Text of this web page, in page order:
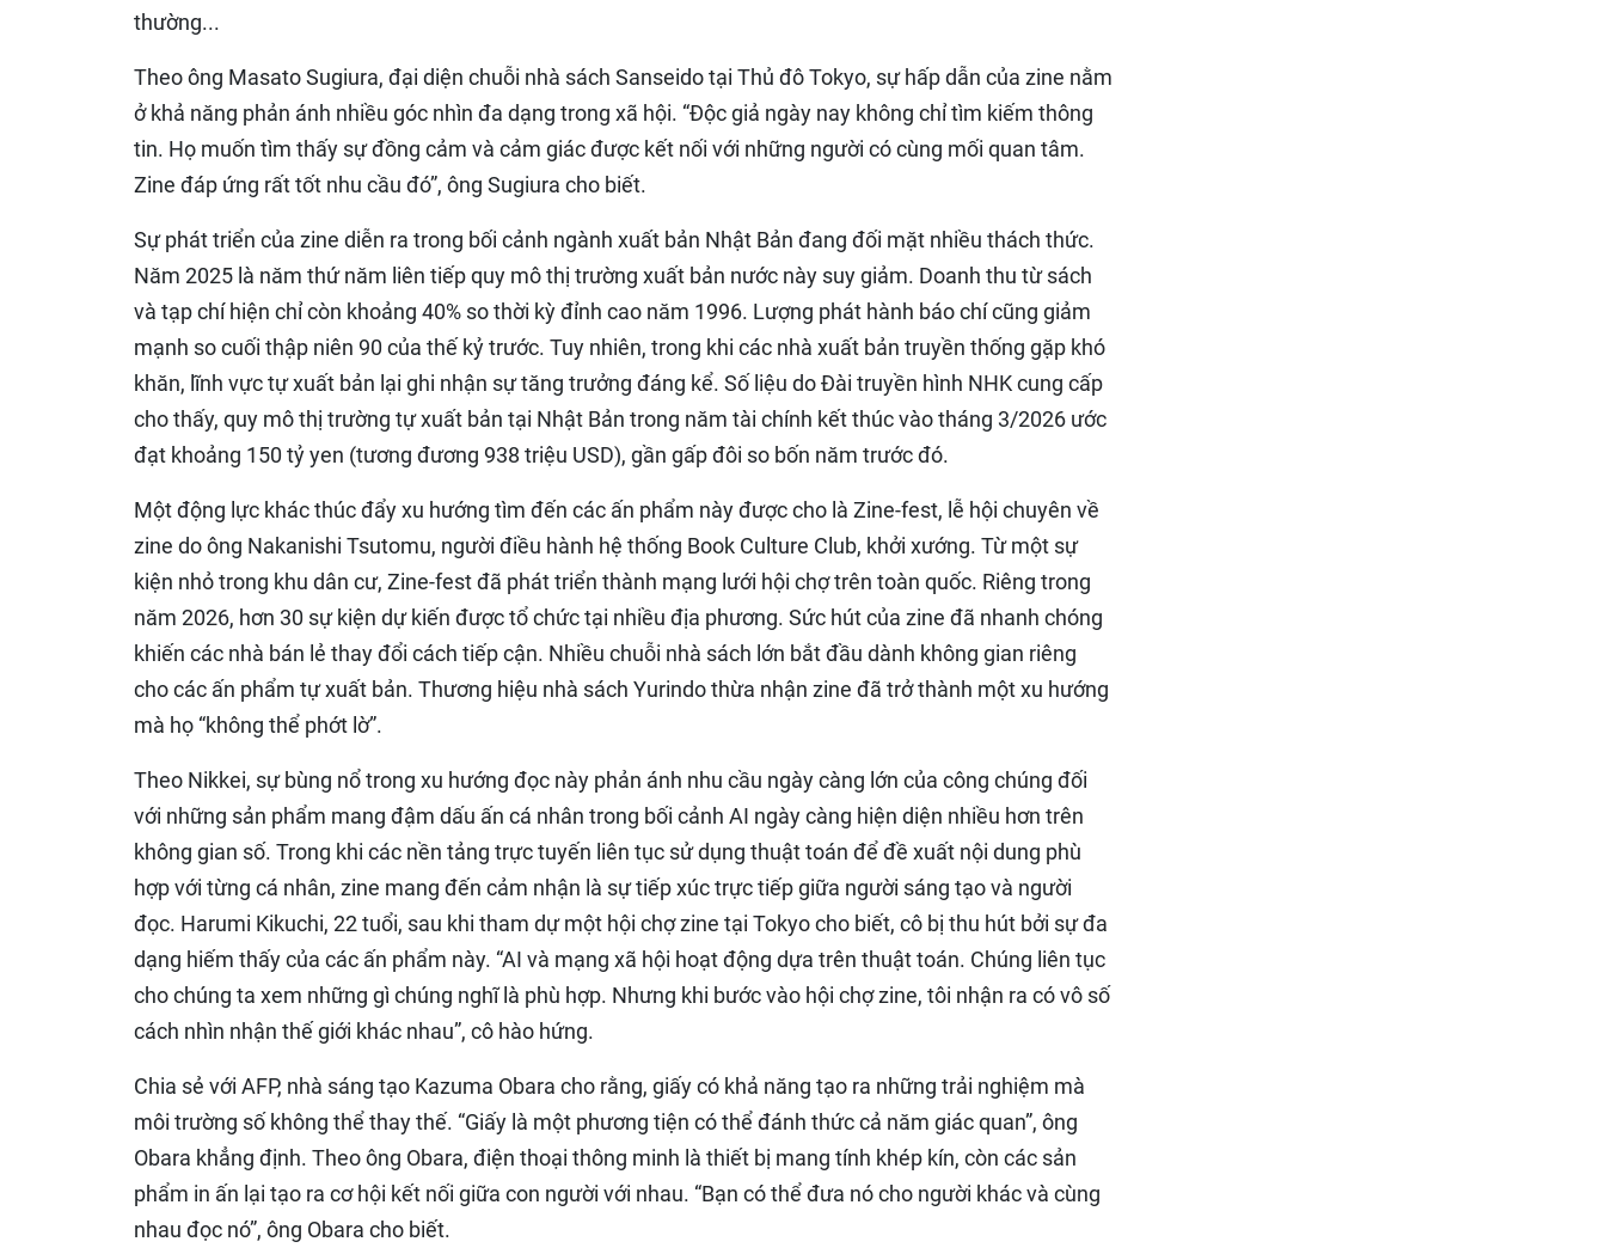
thường...
Theo ông Masato Sugiura, đại diện chuỗi nhà sách Sanseido tại Thủ đô Tokyo, sự hấp dẫn của zine nằm
ở khả năng phản ánh nhiều góc nhìn đa dạng trong xã hội. “Độc giả ngày nay không chỉ tìm kiếm thông
tin. Họ muốn tìm thấy sự đồng cảm và cảm giác được kết nối với những người có cùng mối quan tâm.
Zine đáp ứng rất tốt nhu cầu đó”, ông Sugiura cho biết.
Sự phát triển của zine diễn ra trong bối cảnh ngành xuất bản Nhật Bản đang đối mặt nhiều thách thức.
Năm 2025 là năm thứ năm liên tiếp quy mô thị trường xuất bản nước này suy giảm. Doanh thu từ sách
và tạp chí hiện chỉ còn khoảng 40% so thời kỳ đỉnh cao năm 1996. Lượng phát hành báo chí cũng giảm
mạnh so cuối thập niên 90 của thế kỷ trước. Tuy nhiên, trong khi các nhà xuất bản truyền thống gặp khó
khăn, lĩnh vực tự xuất bản lại ghi nhận sự tăng trưởng đáng kể. Số liệu do Đài truyền hình NHK cung cấp
cho thấy, quy mô thị trường tự xuất bản tại Nhật Bản trong năm tài chính kết thúc vào tháng 3/2026 ước
đạt khoảng 150 tỷ yen (tương đương 938 triệu USD), gần gấp đôi so bốn năm trước đó.
Một động lực khác thúc đẩy xu hướng tìm đến các ấn phẩm này được cho là Zine-fest, lễ hội chuyên về
zine do ông Nakanishi Tsutomu, người điều hành hệ thống Book Culture Club, khởi xướng. Từ một sự
kiện nhỏ trong khu dân cư, Zine-fest đã phát triển thành mạng lưới hội chợ trên toàn quốc. Riêng trong
năm 2026, hơn 30 sự kiện dự kiến được tổ chức tại nhiều địa phương. Sức hút của zine đã nhanh chóng
khiến các nhà bán lẻ thay đổi cách tiếp cận. Nhiều chuỗi nhà sách lớn bắt đầu dành không gian riêng
cho các ấn phẩm tự xuất bản. Thương hiệu nhà sách Yurindo thừa nhận zine đã trở thành một xu hướng
mà họ “không thể phớt lờ”.
Theo Nikkei, sự bùng nổ trong xu hướng đọc này phản ánh nhu cầu ngày càng lớn của công chúng đối
với những sản phẩm mang đậm dấu ấn cá nhân trong bối cảnh AI ngày càng hiện diện nhiều hơn trên
không gian số. Trong khi các nền tảng trực tuyến liên tục sử dụng thuật toán để đề xuất nội dung phù
hợp với từng cá nhân, zine mang đến cảm nhận là sự tiếp xúc trực tiếp giữa người sáng tạo và người
đọc. Harumi Kikuchi, 22 tuổi, sau khi tham dự một hội chợ zine tại Tokyo cho biết, cô bị thu hút bởi sự đa
dạng hiếm thấy của các ấn phẩm này. “AI và mạng xã hội hoạt động dựa trên thuật toán. Chúng liên tục
cho chúng ta xem những gì chúng nghĩ là phù hợp. Nhưng khi bước vào hội chợ zine, tôi nhận ra có vô số
cách nhìn nhận thế giới khác nhau”, cô hào hứng.
Chia sẻ với AFP, nhà sáng tạo Kazuma Obara cho rằng, giấy có khả năng tạo ra những trải nghiệm mà
môi trường số không thể thay thế. “Giấy là một phương tiện có thể đánh thức cả năm giác quan”, ông
Obara khẳng định. Theo ông Obara, điện thoại thông minh là thiết bị mang tính khép kín, còn các sản
phẩm in ấn lại tạo ra cơ hội kết nối giữa con người với nhau. “Bạn có thể đưa nó cho người khác và cùng
nhau đọc nó”, ông Obara cho biết.